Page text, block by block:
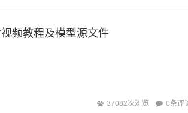
频教程及模型源文件
37082次浏览 0条评